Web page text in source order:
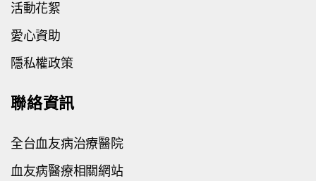
活動花絮
愛心資助
隱私權政策
聯絡資訊
全台血友病治療醫院
血友病醫療相關網站